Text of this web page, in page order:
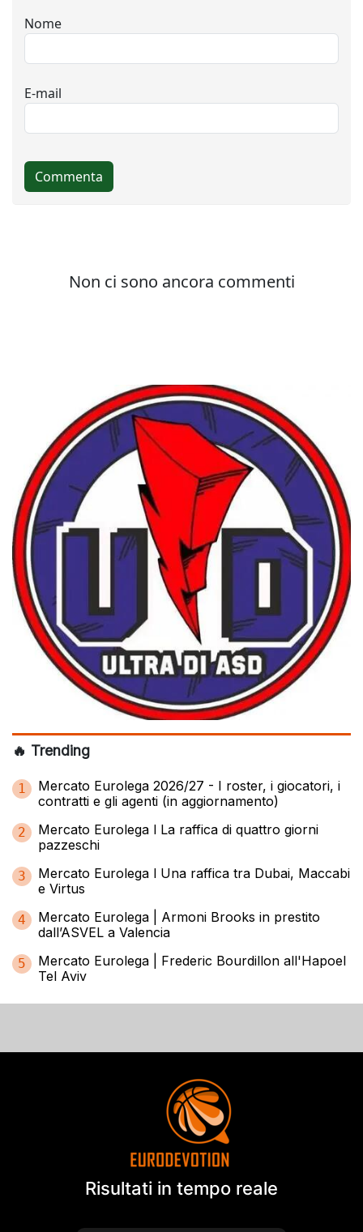
🔥 Trending
1
Mercato Eurolega 2026/27 - I roster, i giocatori, i
contratti e gli agenti (in aggiornamento)
2
Mercato Eurolega l La raffica di quattro giorni
pazzeschi
3
Mercato Eurolega l Una raffica tra Dubai, Maccabi
e Virtus
4
Mercato Eurolega | Armoni Brooks in prestito
dall’ASVEL a Valencia
5
Mercato Eurolega | Frederic Bourdillon all'Hapoel
Tel Aviv
Risultati in tempo reale